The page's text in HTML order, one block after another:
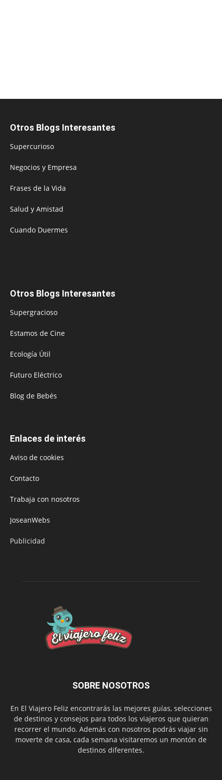
Otros Blogs Interesantes
Supercurioso
Negocios y Empresa
Frases de la Vida
Salud y Amistad
Cuando Duermes
Otros Blogs Interesantes
Supergracioso
Estamos de Cine
Ecología Útil
Futuro Eléctrico
Blog de Bebés
Enlaces de interés
Aviso de cookies
Contacto
Trabaja con nosotros
JoseanWebs
Publicidad
SOBRE NOSOTROS
En El Viajero Feliz encontrarás las mejores guías, selecciones
de destinos y consejos para todos los viajeros que quieran
recorrer el mundo. Además con nosotros podrás viajar sin
moverte de casa, cada semana visitaremos un montón de
destinos diferentes.